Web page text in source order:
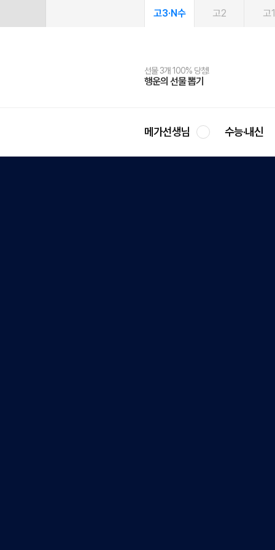
고3·N수 고2 고1
선물 3개 100% 당첨!
행운의 선물 뽑기
선물 100% 증정!
메가스터디 X 올리브
여름방학 스터디 캐시백
메가런 썸머스쿨
2027 러셀 단과
강사 공개선발
스마트러닝앱
설문 EVENT
메가패스
3일 무료 체험권
메가패스 수강생 무료혜택!
메가클럽 멤버십
사회공헌 캠페인
희망이룸 메가나눔
메가선생님 수능·내신